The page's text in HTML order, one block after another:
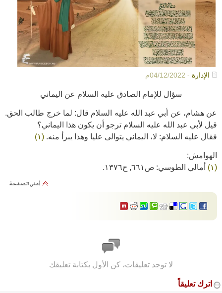
الإدارة - 04/12/2022م
سؤال للإمام الصادق عليه السلام عن اليماني
عن هشام، عن أبي عبد الله عليه السلام قال: لما خرج طالب الحق.
قيل لأبي عبد الله عليه السلام ترجو أن يكون هذا اليماني؟
فقال عليه السلام: لا، اليماني يتوالى عليا وهذا يبرأ منه. (١)
الهوامش:
(١)
أمالي الطوسي: ص٦٦١, ح١٣٧٦.
لا توجد تعليقات، كن الأول بكتابة تعليقك
اترك تعليقاً